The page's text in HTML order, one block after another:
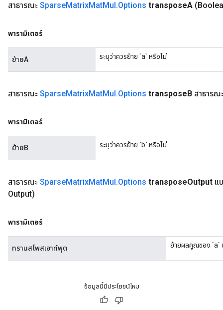
สาธารณะ SparseMatrixMatMul.Options transposeA
พารามิเตอร์
ย้ายA ระบุว่าควรย้าย `a` หรือไม่
สาธารณะ SparseMatrixMatMul.Options transposeB สาธาร
พารามิเตอร์
ย้ายB ระบุว่าควรย้าย `b` หรือไม่
สาธารณะ SparseMatrixMatMul.Options transposeOutput แ
Output)
พารามิเตอร์
ทรานสโพสเอาท์พุต ย้ายผลคูณของ `a`
ข้อมูลนี้มีประโยชน์ไหม